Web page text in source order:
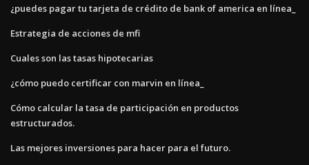
¿puedes pagar tu tarjeta de crédito de bank of america en línea_
Estrategia de acciones de mfi
Cuales son las tasas hipotecarias
¿cómo puedo certificar con marvin en línea_
Cómo calcular la tasa de participación en productos
estructurados.
Las mejores inversiones para hacer para el futuro.